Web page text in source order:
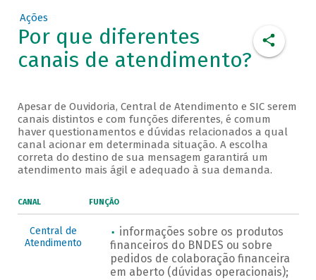
Ações
Por que diferentes
canais de atendimento?
Apesar de Ouvidoria, Central de Atendimento e SIC serem
canais distintos e com funções diferentes, é comum
haver questionamentos e dúvidas relacionados a qual
canal acionar em determinada situação. A escolha
correta do destino de sua mensagem garantirá um
atendimento mais ágil e adequado à sua demanda.
CANAL FUNÇÃO
Central de
Atendimento
informações sobre os produtos
financeiros do BNDES ou sobre
pedidos de colaboração financeira
em aberto (dúvidas operacionais);